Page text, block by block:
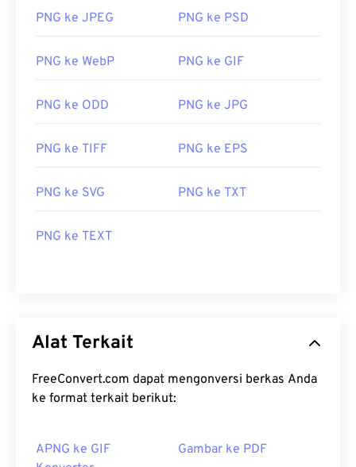
PNG ke JPEG PNG ke PSD
PNG ke WebP PNG ke GIF
PNG ke ODD PNG ke JPG
PNG ke TIFF PNG ke EPS
PNG ke SVG PNG ke TXT
PNG ke TEXT
Alat Terkait
FreeConvert.com dapat mengonversi berkas Anda
ke format terkait berikut:
APNG ke GIF
Gambar ke PDF